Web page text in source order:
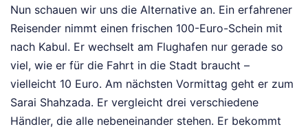
Nun schauen wir uns die Alternative an. Ein erfahrener
Reisender nimmt einen frischen 100-Euro-Schein mit
nach Kabul. Er wechselt am Flughafen nur gerade so
viel, wie er für die Fahrt in die Stadt braucht –
vielleicht 10 Euro. Am nächsten Vormittag geht er zum
Sarai Shahzada. Er vergleicht drei verschiedene
Händler, die alle nebeneinander stehen. Er bekommt